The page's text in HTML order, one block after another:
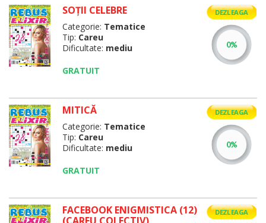
SOŢII CELEBRE
Categorie: Tematice
Tip: Careu
Dificultate: mediu
GRATUIT
DEZLEAGA
MITICĂ
Categorie: Tematice
Tip: Careu
Dificultate: mediu
GRATUIT
DEZLEAGA
FACEBOOK ENIGMISTICA (12)
DEZLEAGA